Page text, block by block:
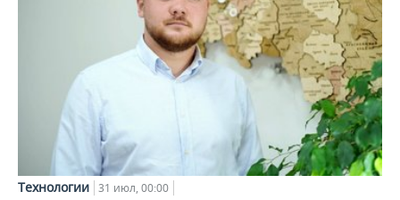
Технологии 31 июл, 00:00